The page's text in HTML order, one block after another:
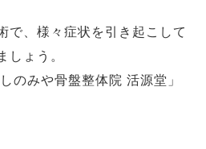
で、様々症状を引き起こして
しょう。
のみや骨盤整体院 活源堂」